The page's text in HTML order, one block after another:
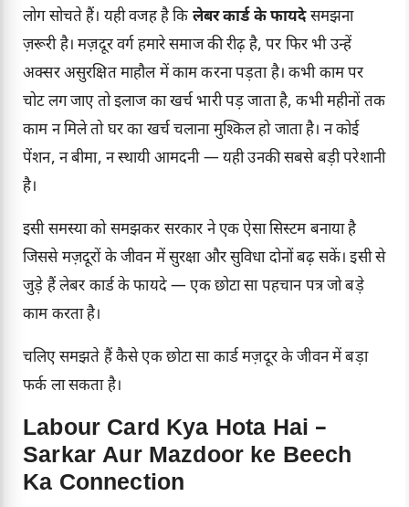
लोग सोचते हैं। यही वजह है कि लेबर कार्ड के फायदेसमझना
ज़रूरी है। मज़दूर वर्ग हमारे समाज की रीढ़ है, पर फिर भी उन्हें
अक्सर असुरक्षित माहौल में काम करना पड़ता है। कभी काम पर
चोट लग जाए तो इलाज का खर्च भारी पड़ जाता है, कभी महीनों तक
काम न मिले तो घर का खर्च चलाना मुश्किल हो जाता है। न कोई
पेंशन, न बीमा, न स्थायी आमदनी — यही उनकी सबसे बड़ी परेशानी
है।
इसी समस्या को समझकर सरकार ने एक ऐसा सिस्टम बनाया है
जिससे मज़दूरों के जीवन में सुरक्षा और सुविधा दोनों बढ़ सकें। इसी से
जुड़े हैं लेबर कार्ड के फायदे — एक छोटा सा पहचान पत्र जो बड़े
काम करता है।
चलिए समझते हैं कैसे एक छोटा सा कार्ड मज़दूर के जीवन में बड़ा
फर्क ला सकता है।
Labour Card Kya Hota Hai –
Sarkar Aur Mazdoor ke Beech
Ka Connection